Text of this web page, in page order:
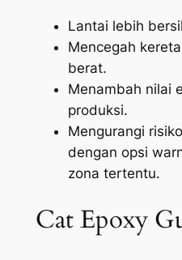
Lantai lebih
Mencegah
berat.
Menambah nilai
produksi.
Mengurangi
dengan opsi
zona tertentu.
Cat Epoxy